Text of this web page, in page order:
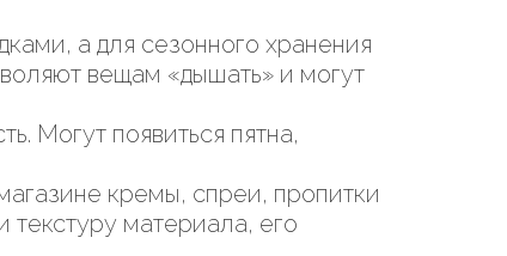
а для сезонного хранения
вещам «дышать» и могут
Могут появиться пятна,
кремы, спреи, пропитки
текстуру материала, его